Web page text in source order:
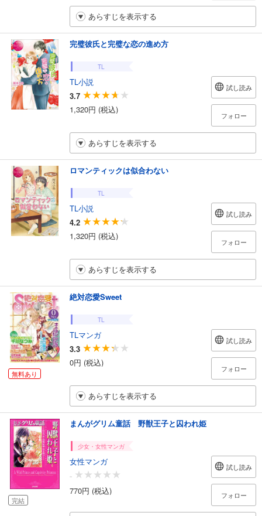
あらすじを表示する
完璧彼氏と完璧な恋の進め方
TL
TL小説
3.7
1,320円 (税込)
試し読み
フォロー
あらすじを表示する
ロマンティックは似合わない
TL
TL小説
4.2
1,320円 (税込)
試し読み
フォロー
あらすじを表示する
無料あり
絶対恋愛Sweet
TL
TLマンガ
3.3
0円 (税込)
試し読み
フォロー
あらすじを表示する
完結
まんがグリム童話 野獣王子と囚われ姫
少女・女性マンガ
女性マンガ
-
770円 (税込)
試し読み
フォロー